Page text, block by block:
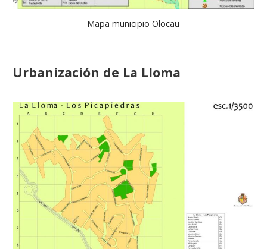
Mapa municipio Olocau
Urbanización de La Lloma